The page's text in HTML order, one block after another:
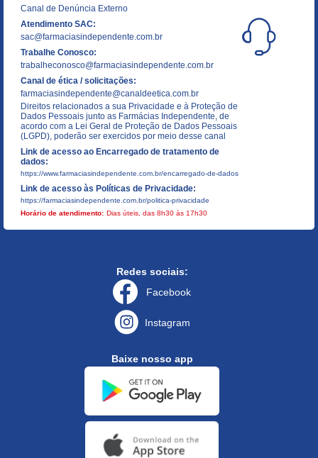
Canal de Denúncia Externo
Atendimento SAC:
sac@farmaciasindependente.com.br
Trabalhe Conosco:
trabalheconosco@farmaciasindependente.com.br
Canal de ética / solicitações:
farmaciasindependente@canaldeetica.com.br
Direitos relacionados a sua Privacidade e à Proteção de
Dados Pessoais junto as Farmácias Independente, de
acordo com a Lei Geral de Proteção de Dados Pessoais
(LGPD), poderão ser exercidos por meio desse canal
Link de acesso ao Encarregado de tratamento de
dados:
https://www.farmaciasindependente.com.br/encarregado-de-dados
Link de acesso às Políticas de Privacidade:
https://farmaciasindependente.com.br/politica-privacidade
Horário de atendimento: Dias úteis, das 8h30 às 17h30
Redes sociais:
Facebook
Instagram
Baixe nosso app